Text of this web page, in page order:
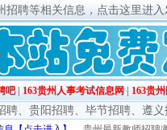
聘等相关信息，点击这里进
吧| 163贵州人事考试信息网 163贵
聘、 贵阳招聘、 毕节招聘、 遵义